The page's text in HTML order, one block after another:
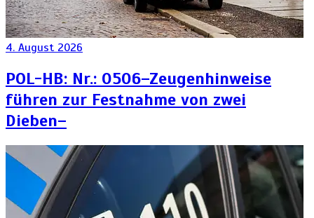
4. August 2026
POL-HB: Nr.: 0506–Zeugenhinweise
führen zur Festnahme von zwei
Dieben–